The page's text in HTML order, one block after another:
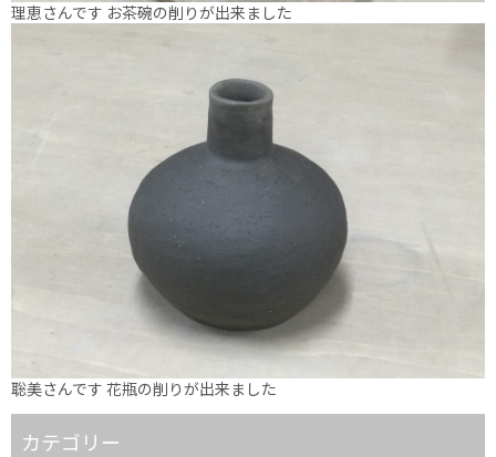
理恵さんです お茶碗の削りが出来ました
聡美さんです 花瓶の削りが出来ました
カテゴリー